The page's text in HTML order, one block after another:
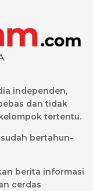
independen,
dan tidak
tertentu.
bertahun-
berita informasi
cerdas